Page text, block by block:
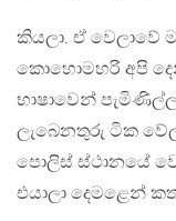
කියලා. ඒ වෙලාවේ
කොහොමහරි අපි
භාෂාවෙන්
ලැබෙනතුරු ටික
පොලිස් ස්ථානයේ
එයාලා දෙමළෙන්